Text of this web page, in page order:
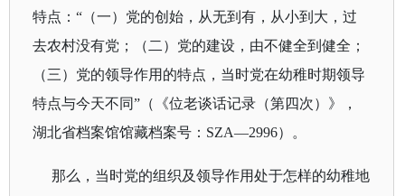
特点：“ （一）党的创始，从无到有，从小到大，过
去农村没有党；（二）党的建设，由不健全到健全；
（三）党的领导作用的特点，当时党在幼稚时期领导
特点与今天不同”（《位老谈话记录（第四次）》，
湖北省档案馆馆藏档案号： SZA—2996）。
那么，当时党的组织及领导作用处于怎样的幼稚地